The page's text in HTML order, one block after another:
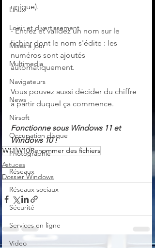
Linux
Loisir et divertissement
Mises à jour
Multimedia
Navigateurs
News
Nirsoft
Occupation disque
Photographie
Réseaux
Réseaux sociaux
Sécurité
Services en ligne
Video
unique).
- Entrez et validez un nom sur le
fichier dont le nom s'édite : les
numéros sont ajoutés
automatiquement.
Vous pouvez aussi décider du chiffre
à partir duquel ça commence.
Fonctionne sous Windows 11 et
Windows 10 !
W11 W10Renommer des fichiers
Astuces
Dossier Windows